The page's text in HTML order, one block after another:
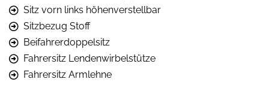
Sitz vorn links höhenverstellbar
Sitzbezug Stoff
Beifahrerdoppelsitz
Fahrersitz Lendenwirbelstütze
Fahrersitz Armlehne